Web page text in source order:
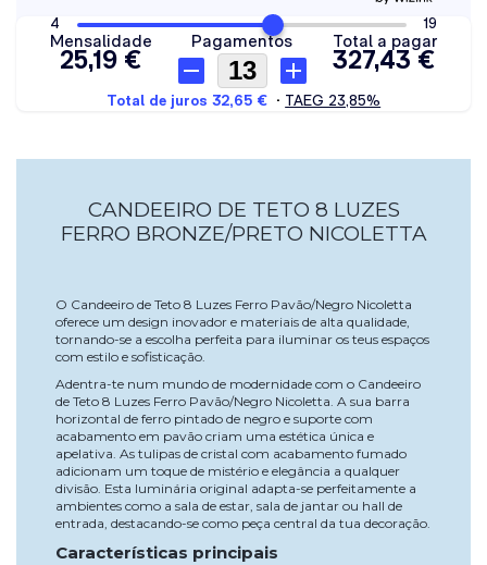
CANDEEIRO DE TETO 8 LUZES
FERRO BRONZE/PRETO NICOLETTA
O Candeeiro de Teto 8 Luzes Ferro Pavão/Negro Nicoletta
oferece um design inovador e materiais de alta qualidade,
tornando-se a escolha perfeita para iluminar os teus espaços
com estilo e sofisticação.
Adentra-te num mundo de modernidade com o Candeeiro
de Teto 8 Luzes Ferro Pavão/Negro Nicoletta. A sua barra
horizontal de ferro pintado de negro e suporte com
acabamento em pavão criam uma estética única e
apelativa. As tulipas de cristal com acabamento fumado
adicionam um toque de mistério e elegância a qualquer
divisão. Esta luminária original adapta-se perfeitamente a
ambientes como a sala de estar, sala de jantar ou hall de
entrada, destacando-se como peça central da tua decoração.
Características principais